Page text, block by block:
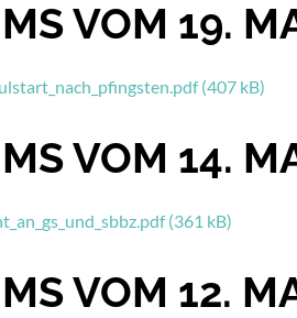
VOM 19.
(407 kB)
VOM 14.
(361 kB)
VOM 12.